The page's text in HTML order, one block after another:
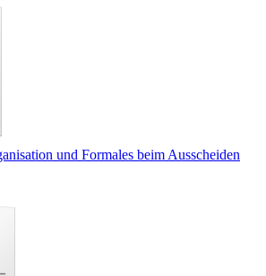
und Formales beim Ausscheiden